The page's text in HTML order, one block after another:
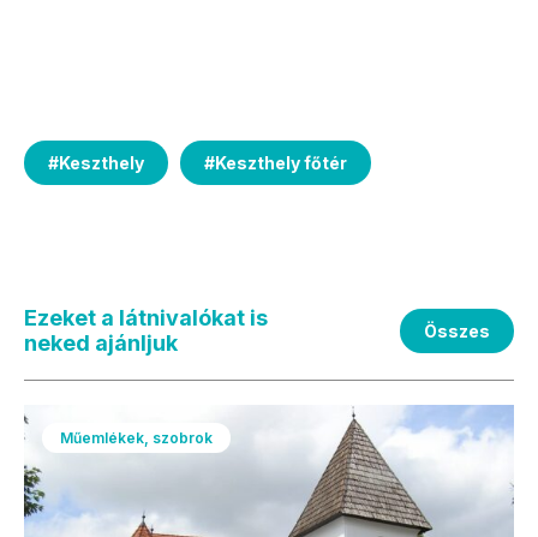
#Keszthely #Keszthely főtér
Ezeket a látnivalókat is
neked ajánljuk
Összes
Műemlékek, szobrok